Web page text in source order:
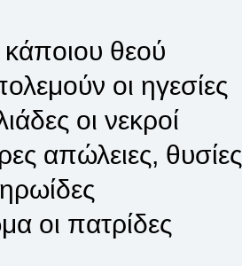
θεού
οι ηγεσίες
οι νεκροί
απώλειες, θυσίες
οι πατρίδες